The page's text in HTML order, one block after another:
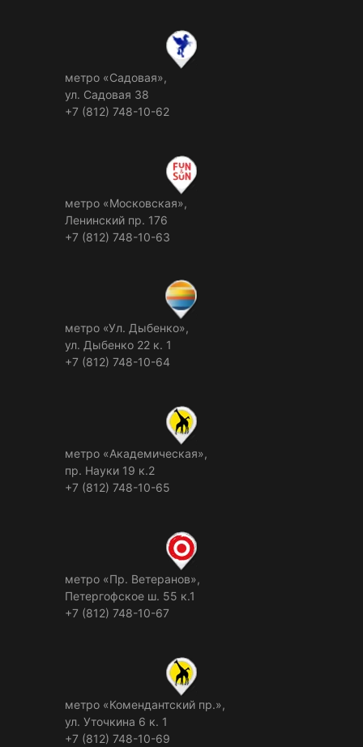
метро «Садовая»,
ул. Садовая 38
+7 (812) 748-10-62
метро «Московская»,
Ленинский пр. 176
+7 (812) 748-10-63
метро «Ул. Дыбенко»,
ул. Дыбенко 22 к. 1
+7 (812) 748-10-64
метро «Академическая»,
пр. Науки 19 к.2
+7 (812) 748-10-65
метро «Пр. Ветеранов»,
Петергофское ш. 55 к.1
+7 (812) 748-10-67
метро «Комендантский пр.»,
ул. Уточкина 6 к. 1
+7 (812) 748-10-69